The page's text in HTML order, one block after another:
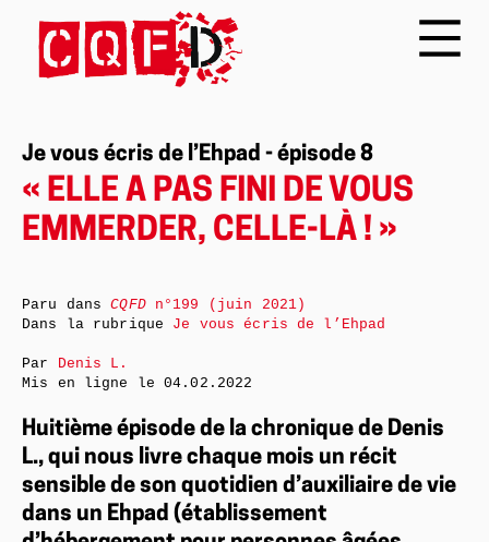
Je vous écris de l’Ehpad - épisode 8
« ELLE A PAS FINI DE VOUS
EMMERDER, CELLE-LÀ ! »
Huitième épisode de la chronique de Denis
L., qui nous livre chaque mois un récit
sensible de son quotidien d’auxiliaire de vie
dans un Ehpad (établissement
Paru dansCQFDn°199 (juin 2021)
Dans la rubrique Je vous écris de l’Ehpad
Par Denis L.
Mis en ligne le04.02.2022